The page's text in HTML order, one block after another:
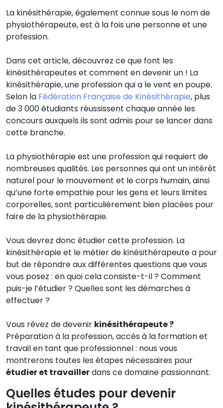
La kinésithérapie, également connue sous le nom de
physiothérapeute, est à la fois une personne et une
profession.
Dans cet article, découvrez ce que font les
kinésithérapeutes et comment en devenir un ! La
kinésithérapie, une profession qui a le vent en poupe.
Selon la Fédération Française de Kinésithérapie, plus
de 3 000 étudiants réussissent chaque année les
concours auxquels ils sont admis pour se lancer dans
cette branche.
La physiothérapie est une profession qui requiert de
nombreuses qualités. Les personnes qui ont un intérêt
naturel pour le mouvement et le corps humain, ainsi
qu’une forte empathie pour les gens et leurs limites
corporelles, sont particulièrement bien placées pour
faire de la physiothérapie.
Vous devrez donc étudier cette profession. La
kinésithérapie et le métier de kinésithérapeute a pour
but de répondre aux différentes questions que vous
vous posez : en quoi cela consiste-t-il ? Comment
puis-je l’étudier ? Quelles sont les démarches à
effectuer ?
Vous rêvez de devenir kinésithérapeute ?
Préparation à la profession, accès à la formation et
travail en tant que professionnel : nous vous
montrerons toutes les étapes nécessaires pour
étudier et travaillerdans ce domaine passionnant.
Quelles études pour devenir